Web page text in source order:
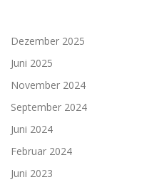
Dezember 2025
Juni 2025
November 2024
September 2024
Juni 2024
Februar 2024
Juni 2023